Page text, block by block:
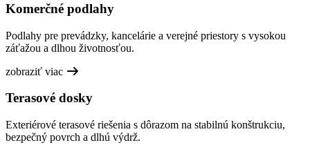
Komerčné podlahy
Podlahy pre prevádzky, kancelárie a verejné priestory s vysokou
záťažou a dlhou životnosťou.
zobraziť viac
Terasové dosky
Exteriérové terasové riešenia s dôrazom na stabilnú konštrukciu,
bezpečný povrch a dlhú výdrž.